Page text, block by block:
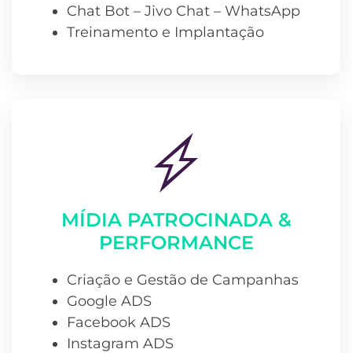
Chat Bot – Jivo Chat – WhatsApp
Treinamento e Implantação
MÍDIA PATROCINADA &
PERFORMANCE
Criação e Gestão de Campanhas
Google ADS
Facebook ADS
Instagram ADS